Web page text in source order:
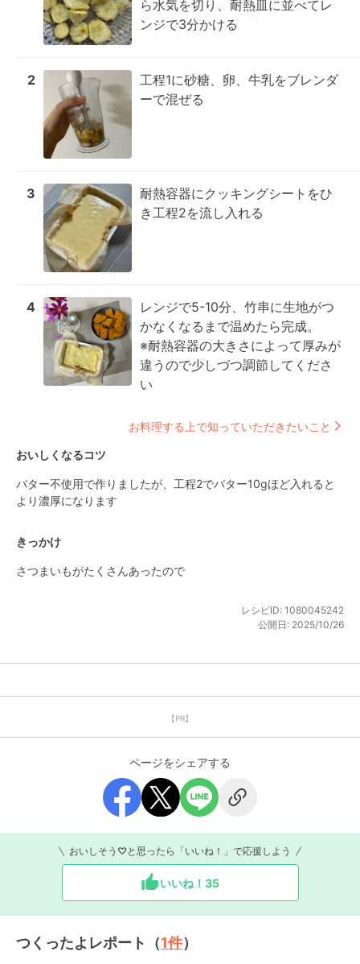
ら水気を切り、耐熱皿に並べてレ
ンジで3分かける
2
工程1に砂糖、卵、牛乳をブレンダ
ーで混ぜる
3
耐熱容器にクッキングシートをひ
き工程2を流し入れる
4
レンジで5-10分、竹串に生地がつ
かなくなるまで温めたら完成。
※耐熱容器の大きさによって厚みが
違うので少しづつ調節してくださ
い
お料理する上で知っていただきたいこと
おいしくなるコツ
バター不使用で作りましたが、工程2でバター10gほど入れると
より濃厚になります
きっかけ
さつまいもがたくさんあったので
レシピID: 1080045242
公開日: 2025/10/26
【PR】
ページをシェアする
おいしそう♡と思ったら「いいね！」で応援しよう
いいね！ 35
つくったよレポート（1件）